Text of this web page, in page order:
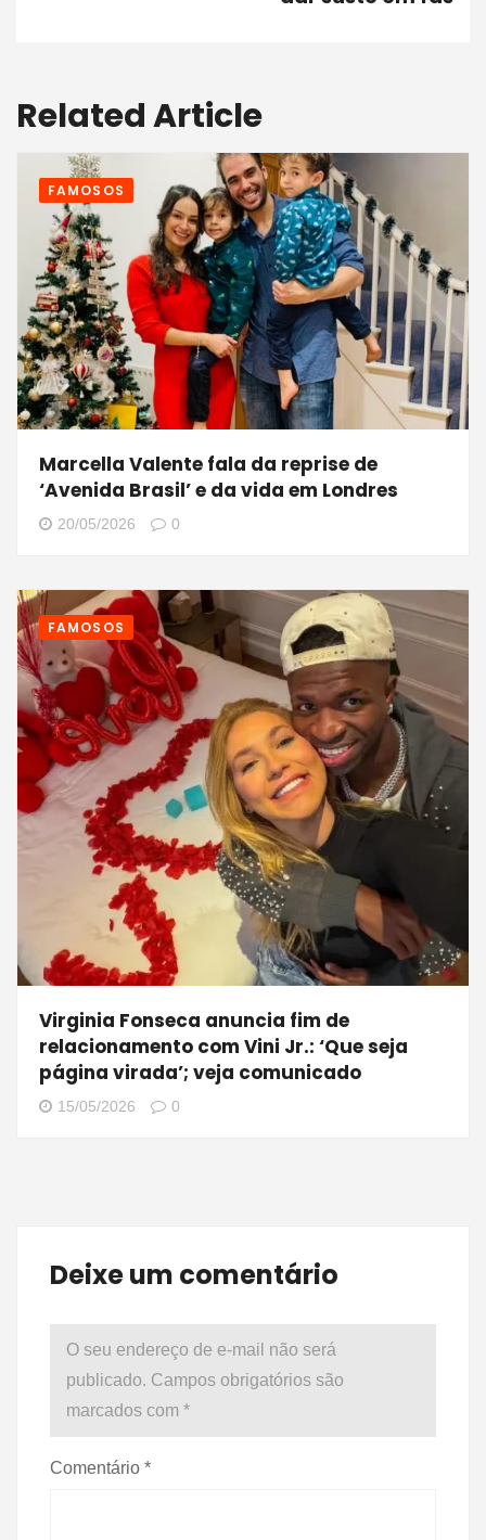
Related Article
FAMOSOS
Marcella Valente fala da reprise de
‘Avenida Brasil’ e da vida em Londres
20/05/2026 0
FAMOSOS
Virginia Fonseca anuncia fim de
relacionamento com Vini Jr.: ‘Que seja
página virada’; veja comunicado
15/05/2026 0
Deixe um comentário
O seu endereço de e-mail não será
publicado. Campos obrigatórios são
marcados com *
Comentário *